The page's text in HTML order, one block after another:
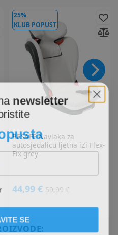
25%
KLUB POPUST
BESAFENavlaka za
autosjedalicu ljetna iZi Flex-
Fix grey
44,99 € 59,99 €
newsletter